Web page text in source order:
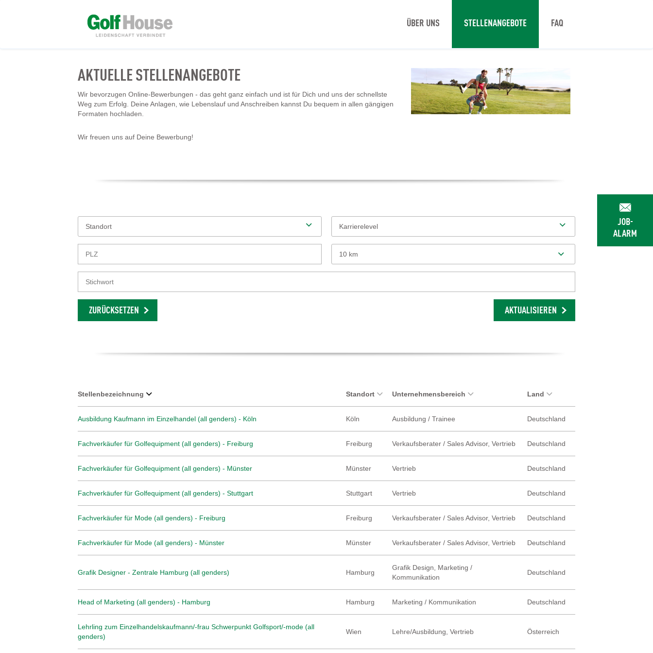
ÜBER UNS STELLENANGEBOTE FAQ
AKTUELLE STELLENANGEBOTE
Wir bevorzugen Online-Bewerbungen - das geht ganz einfach und ist für Dich und uns der schnellste
Weg zum Erfolg. Deine Anlagen, wie Lebenslauf und Anschreiben kannst Du bequem in allen gängigen
Formaten hochladen.
Wir freuen uns auf Deine Bewerbung!
Standort Karrierelevel
10 km
ZURÜCKSETZEN AKTUALISIEREN
Stellenbezeichnung Standort Unternehmensbereich Land
Ausbildung Kaufmann im Einzelhandel (all genders) - Köln Köln Ausbildung / Trainee Deutschland
Fachverkäufer für Golfequipment (all genders) - Freiburg Freiburg Verkaufsberater / Sales Advisor, Vertrieb Deutschland
Fachverkäufer für Golfequipment (all genders) - Münster Münster Vertrieb Deutschland
Fachverkäufer für Golfequipment (all genders) - Stuttgart Stuttgart Vertrieb Deutschland
Fachverkäufer für Mode (all genders) - Freiburg Freiburg Verkaufsberater / Sales Advisor, Vertrieb Deutschland
Fachverkäufer für Mode (all genders) - Münster Münster Verkaufsberater / Sales Advisor, Vertrieb Deutschland
Grafik Designer - Zentrale Hamburg (all genders) Hamburg
Grafik Design, Marketing /
Kommunikation
Deutschland
Head of Marketing (all genders) - Hamburg Hamburg Marketing / Kommunikation Deutschland
Lehrling zum Einzelhandelskaufmann/-frau Schwerpunkt Golfsport/-mode (all
genders)
Wien Lehre/Ausbildung, Vertrieb Österreich
JOB-
ALARM